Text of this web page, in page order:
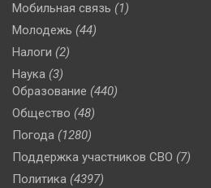
Мобильная связь (1)
Молодежь (44)
Налоги (2)
Наука (3)
Образование (440)
Общество (48)
Погода (1280)
Поддержка участников СВО (7)
Политика (4397)